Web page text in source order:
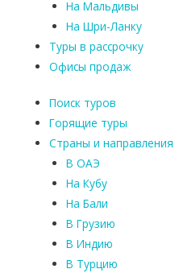
На Мальдивы
На Шри-Ланку
Туры в рассрочку
Офисы продаж
Поиск туров
Горящие туры
Страны и направления
В ОАЭ
На Кубу
На Бали
В Грузию
В Индию
В Турцию